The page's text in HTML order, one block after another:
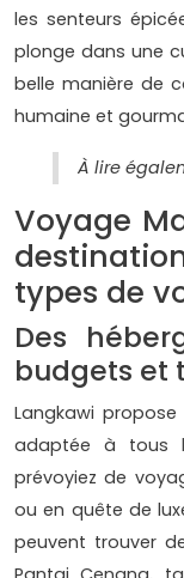
les senteurs
plonge dans une
belle manière de
humaine et
À lire
Voyage
types de
Des
budgets et
Langkawi
adaptée à tous
prévoyiez de
ou en quête de
peuvent trouver